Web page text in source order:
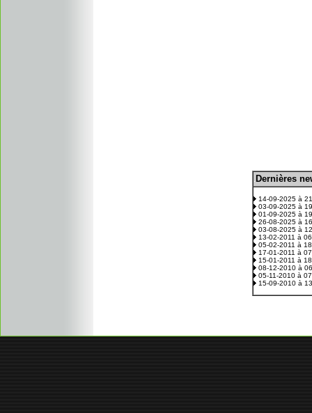
Dernières
14-09-2025 à
03-09-2025 à
01-09-2025 à
26-08-2025 à
03-08-2025 à
13-02-2011 à
05-02-2011 à
17-01-2011 à
15-01-2011 à
08-12-2010 à
05-11-2010 à
15-09-2010 à